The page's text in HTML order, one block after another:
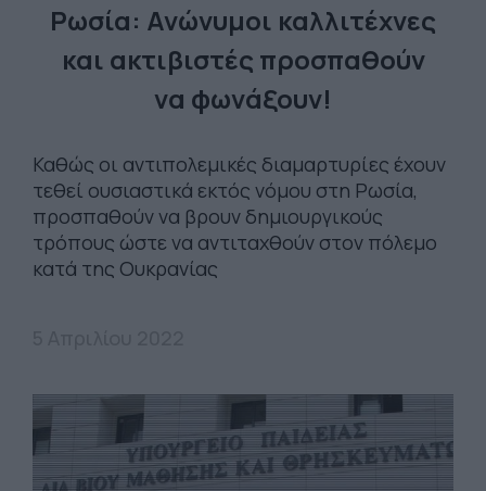
Ρωσία: Ανώνυμοι καλλιτέχνες
και ακτιβιστές προσπαθούν
να φωνάξουν!
Καθώς οι αντιπολεμικές διαμαρτυρίες έχουν
τεθεί ουσιαστικά εκτός νόμου στη Ρωσία,
προσπαθούν να βρουν δημιουργικούς
τρόπους ώστε να αντιταχθούν στον πόλεμο
κατά της Ουκρανίας